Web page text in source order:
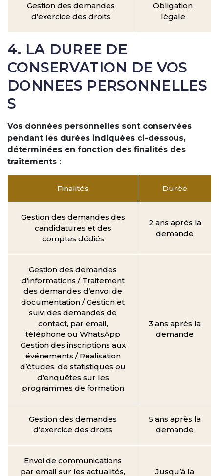
Gestion des demandes
d’exercice des droits
Obligation
légale
4. LA DUREE DE
CONSERVATION DE VOS
DONNEES PERSONNELLES
S
Vos données personnelles sont conservées
pendant les durées indiquées ci-dessous,
déterminées en fonction des finalités des
traitements :
Finalités Durée
Gestion des demandes des
candidatures et des
comptes dédiés
2 ans après la
demande
Gestion des demandes
d’informations / Traitement
des demandes d’envoi de
documentation / Gestion et
suivi des demandes de
contact, par email,
téléphone ou WhatsApp
Gestion des inscriptions aux
événements / Réalisation
d’études, de statistiques ou
d’enquêtes sur les
programmes de formation
3 ans après la
demande
Gestion des demandes
d’exercice des droits
5 ans après la
demande
Envoi de communications
par email sur les actualités,
Jusqu’à la